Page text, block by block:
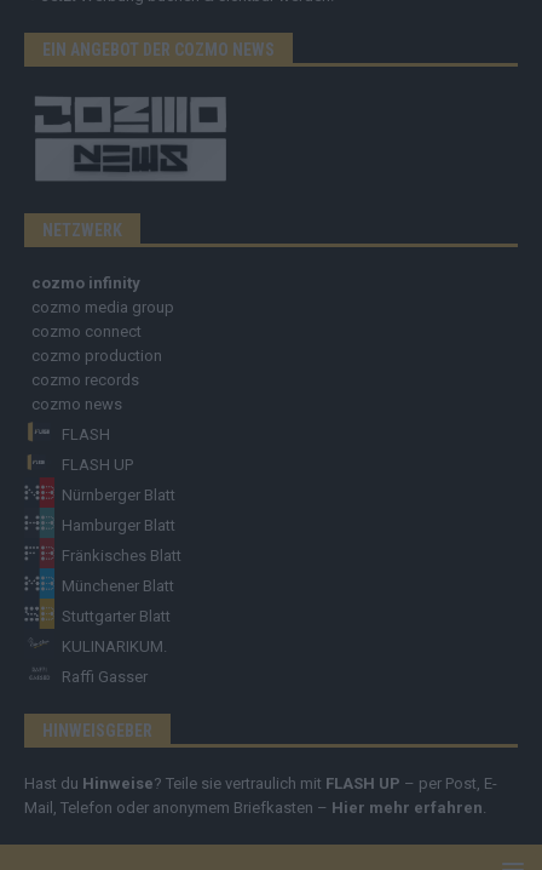
EIN ANGEBOT DER COZMO NEWS
NETZWERK
cozmo infinity
cozmo media group
cozmo connect
cozmo production
cozmo records
cozmo news
FLASH
FLASH UP
Nürnberger Blatt
Hamburger Blatt
Fränkisches Blatt
Münchener Blatt
Stuttgarter Blatt
KULINARIKUM.
Raffi Gasser
HINWEISGEBER
Hast du Hinweise? Teile sie vertraulich mit FLASH UP – per Post, E-
Mail, Telefon oder anonymem Briefkasten – Hier mehr erfahren